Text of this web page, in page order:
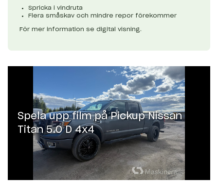
Spricka i vindruta
Flera småskav och mindre repor förekommer
För mer information se digital visning.
Spela upp film påPickup Nissan
Titan 5.0 D 4x4